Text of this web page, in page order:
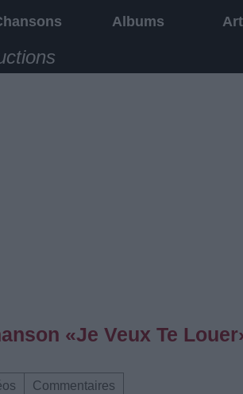
Albums
«Je Veux Te
Commentaires